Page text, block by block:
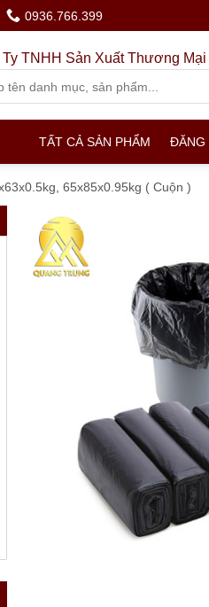
0936.766.399
TNHH Sản Xuất Thương
TẤT CẢ SẢN PHẨM ĐĂNG
65x85x0.95kg ( Cuộn )